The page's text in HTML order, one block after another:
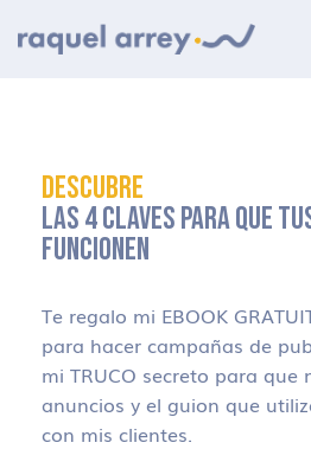
DESCUBRE
LAS 4 CLAVES PARA QUE
FUNCIONEN
Te regalo mi EBOOK
para hacer campañas de
mi TRUCO secreto para que
anuncios y el guion que
con mis clientes.